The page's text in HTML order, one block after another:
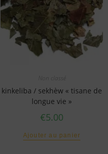
Non classé
kinkeliba / sekhèw « tisane de
longue vie »
€5.00
Ajouter au panier